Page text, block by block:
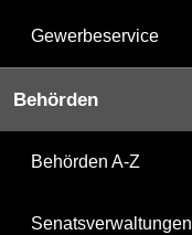
Gewerbeservice
Behörden
Behörden A-Z
Senatsverwaltungen